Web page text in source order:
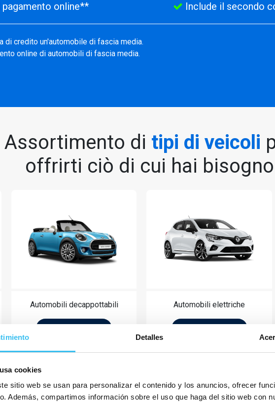
Detalles
cookies
sitio web se usan para personalizar el contenido y los anuncios, ofrecer
Además, compartimos información sobre el uso que haga del sitio web con
online**
Include il secondo
di credito un'automobile di fascia media.
online di automobili di fascia media.
Assortimento di tipi di veicoli
offrirti ciò di cui hai bisogno
Automobili decappottabili Automobili elettriche